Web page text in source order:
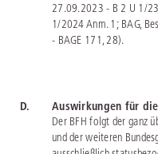
27.09.2023 - B 2 U 1/23
1/2024 Anm. 1; BAG,
- BAGE 171, 28).
D. Auswirkungen für
Der BFH folgt der ganz
und der weiteren